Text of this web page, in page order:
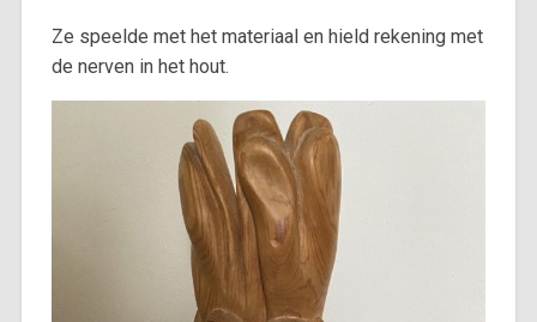
Ze speelde met het materiaal en hield rekening met
de nerven in het hout.